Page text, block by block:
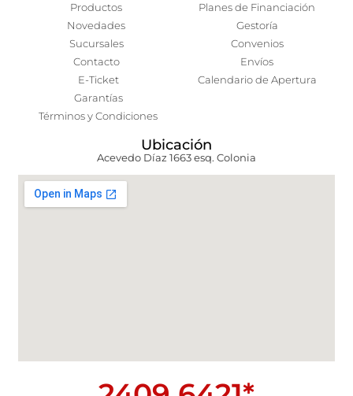
Productos
Novedades
Sucursales
Contacto
E-Ticket
Garantías
Términos y Condiciones
Planes de Financiación
Gestoría
Convenios
Envíos
Calendario de Apertura
Ubicación
Acevedo Díaz 1663 esq. Colonia